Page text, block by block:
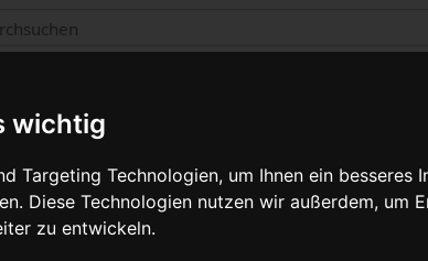
wichtig
Targeting Technologien, um Ihnen ein
Diese Technologien nutzen wir außerdem, um
zu entwickeln.
zu „Trainer“